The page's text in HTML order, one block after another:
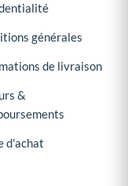
générales
de livraison
&
d'achat